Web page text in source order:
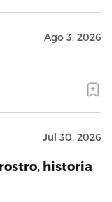
Ago 3, 2026
Jul 30, 2026
historia